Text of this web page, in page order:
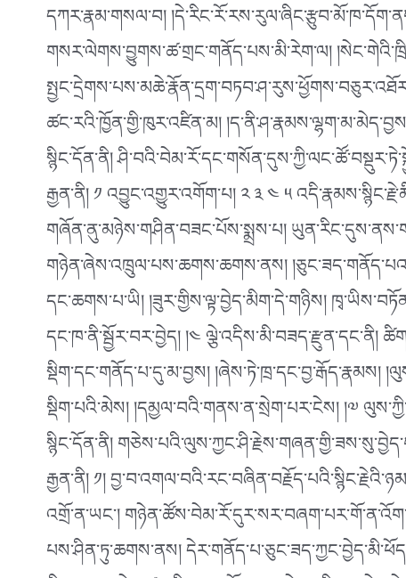
དཀར་རྣམ་གསལ་བ།
གསར་ལེགས་བྱུགས་ཚ་གྲང་གནོད་པས་མི་རེག་ལ།
ཚང་རའི་ཁྱོན་གྱི་ཁུར་འཛིན་མ།
སྙིང་དོན་ནི།
རྒྱན་ནི། ༡ འབྱུང་འགྱུར་འགོག་པ། ༢ ༣ ༤ ༥
གཞོན་ནུ་མཉེས་གཤིན་བཟང་པོས་སྨྲས་པ།
གཉེན་ཞེས་འཁྲུལ་པས་ཆགས་ཆགས་ནས།
དང་ཆགས་པ་ཡི། །ཟུར་གྱིས་ལྟ་བྱེད་མིག་དེ་གཉིས།
དང་ཁ་ནི་སྦྱོར་བར་བྱེད། །༤ ལྕེ་འདིས་མི་བཟད་རྫུན་དང་ནི།
སྡིག་དང་གནོད་པ་དུ་མ་བྱས།
སྡིག་པའི་མེས། །དམྱལ་བའི་གནས་ན་སྲེག་པར་ངེས། །༧
སྙིང་དོན་ནི།
རྒྱན་ནི། ༡།
འགྲོ་ན་ཡང༌།
པས་ཤིན་ཏུ་ཆགས་ནས།